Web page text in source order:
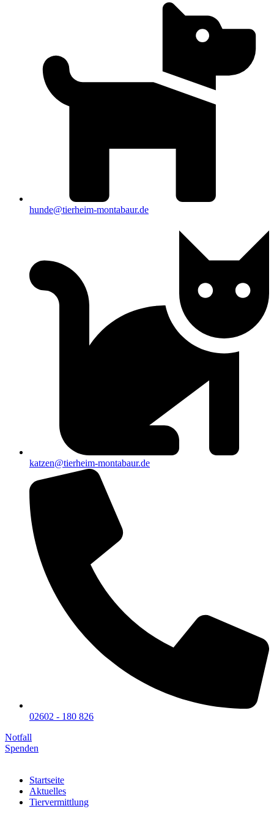
hunde@tierheim-montabaur.de
katzen@tierheim-montabaur.de
02602 - 180 826
Notfall
Spenden
Startseite
Aktuelles
Tiervermittlung